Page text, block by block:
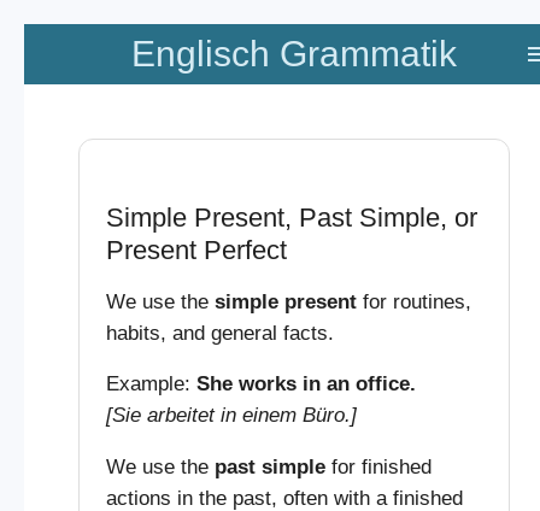
Zum
springen
Englisch Grammatik
Simple Present, Past Simple, or
Present Perfect
We use the simple presentfor routines,
habits, and general facts.
Example: She works in an office.
[Sie arbeitet in einem Büro.]
We use the past simplefor finished
actions in the past, often with a finished